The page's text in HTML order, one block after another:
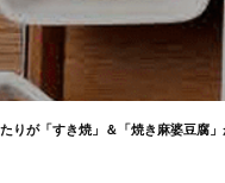
りが「すき焼」＆「焼き麻婆豆腐